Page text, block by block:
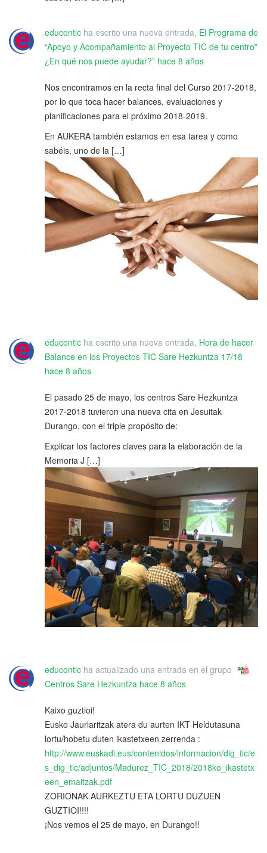
educontic ha escrito una nueva entrada, El Programa de
“Apoyo y Acompañamiento al Proyecto TIC de tu centro”
¿En qué nos puede ayudar?” hace 8 años
Nos encontramos en la recta final del Curso 2017-2018,
por lo que toca hacer balances, evaluaciones y
planificaciones para el próximo 2018-2019.
En AUKERA también estamos en esa tarea y como
sabéis, uno de la […]
educontic ha escrito una nueva entrada, Hora de hacer
Balance en los Proyectos TIC Sare Hezkuntza 17/18
hace 8 años
El pasado 25 de mayo, los centros Sare Hezkuntza
2017-2018 tuvieron una nueva cita en Jesuitak
Durango, con el triple propósito de:
Explicar los factores claves para la elaboración de la
Memoria J […]
educontic ha actualizado una entrada en el grupo
Centros Sare Hezkuntza hace 8 años
Kaixo guztioi!
Eusko Jaurlaritzak atera du aurten IKT Heldutasuna
lortu/hobetu duten ikastetxeen zerrenda :
http://www.euskadi.eus/contenidos/informacion/dig_tic/e
s_dig_tic/adjuntos/Madurez_TIC_2018/2018ko_ikastetx
een_emaitzak.pdf
ZORIONAK AURKEZTU ETA LORTU DUZUEN
GUZTIOI!!!!
¡Nos vemos el 25 de mayo, en Durango!!